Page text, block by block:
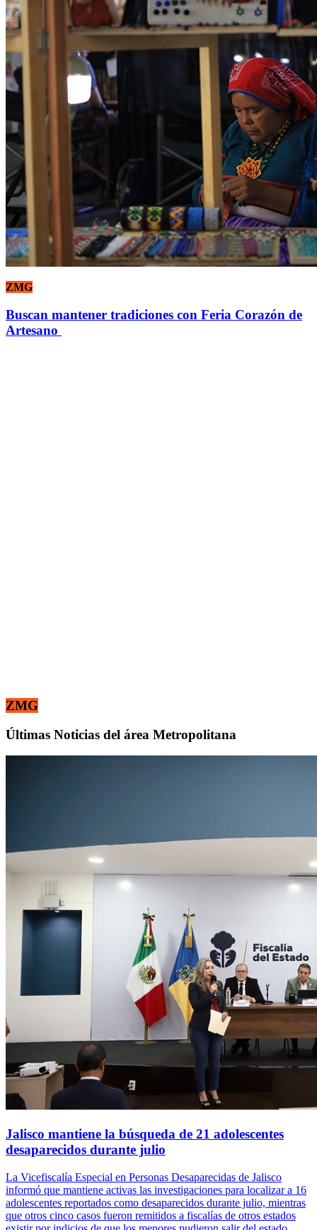
ZMG
Buscan mantener tradiciones con Feria Corazón de
Artesano
ZMG
Últimas Noticias del área Metropolitana
Jalisco mantiene la búsqueda de 21 adolescentes
desaparecidos durante julio
La Vicefiscalía Especial en Personas Desaparecidas de Jalisco
informó que mantiene activas las investigaciones para localizar a 16
adolescentes reportados como desaparecidos durante julio, mientras
que otros cinco casos fueron remitidos a fiscalías de otros estados